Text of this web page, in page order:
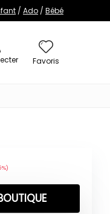
/ Ado / Bébé
Favoris